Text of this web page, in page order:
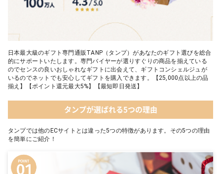
日本最大級のギフト専門通販TANP（タンプ）があなたのギフト選びを総合
的にサポートいたします。専門バイヤーが選りすぐりの商品を揃えている
のでセンスの良いおしゃれなギフトに出会えて、ギフトコンシェルジュが
いるのでネットでも安心してギフトを購入できます。【25,000点以上の品
揃え】【ポイント還元最大5%】【最短即日発送】
タンプが選ばれる5つの理由
タンプでは他のECサイトとは違った5つの特徴があります。その5つの理由
を簡単にご紹介！